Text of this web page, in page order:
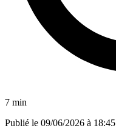
7 min
Publié le 09/06/2026 à 18:45